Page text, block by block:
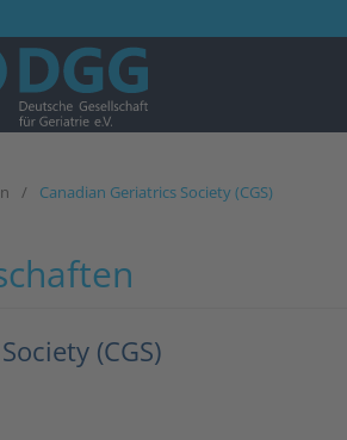
Canadian Geriatrics Society (CGS)
(CGS)